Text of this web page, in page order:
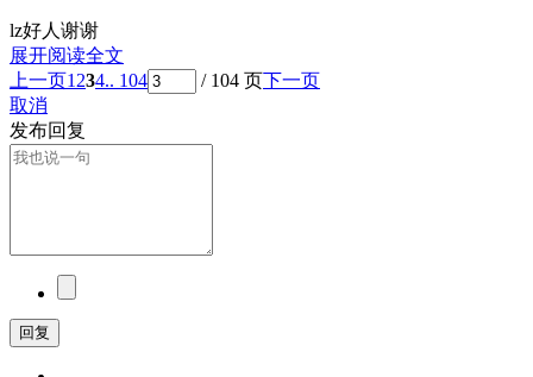
lz好人谢谢
展开阅读全文
上一页1 234.. 104 / 104 页下一页
取消
发布回复
回复